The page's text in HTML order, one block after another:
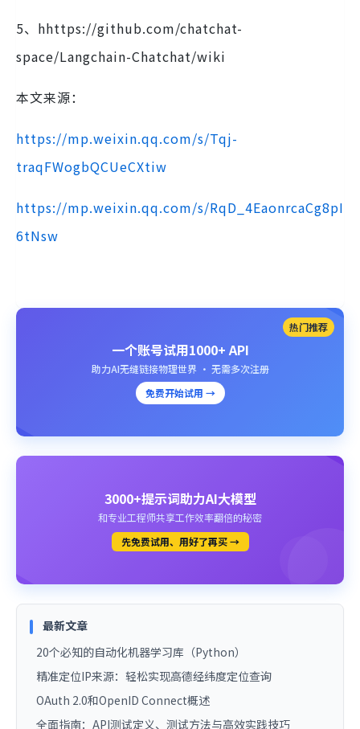
5、hhttps://github.com/chatchat-
space/Langchain-Chatchat/wiki
本文来源：
https://mp.weixin.qq.com/s/Tqj-
traqFWogbQCUeCXtiw
https://mp.weixin.qq.com/s/RqD_4EaonrcaCg8pI
6tNsw
热门推荐
一个账号试用1000+ API
助力AI无缝链接物理世界 · 无需多次注册
免费开始试用 →
3000+提示词助力AI大模型
和专业工程师共享工作效率翻倍的秘密
先免费试用、用好了再买 →
最新文章
20个必知的自动化机器学习库（Python）
精准定位IP来源：轻松实现高德经纬度定位查询
OAuth 2.0和OpenID Connect概述
全面指南：API测试定义、测试方法与高效实践技巧